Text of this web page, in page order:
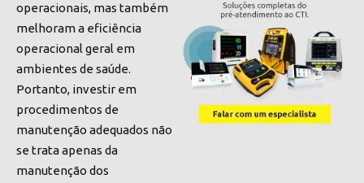
operacionais, mas também
melhoram a eficiência
operacional geral em
ambientes de saúde.
Portanto, investir em
procedimentos de
manutenção adequados não
se trata apenas da
manutenção dos